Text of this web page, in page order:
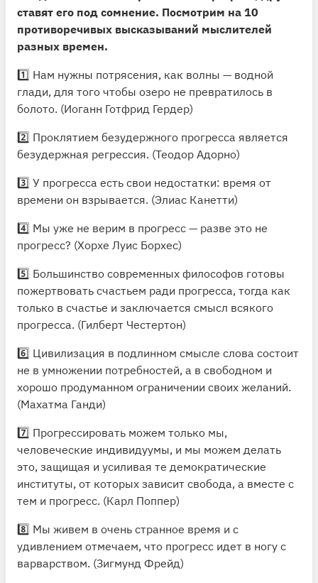
ставят его под сомнение. Посмотрим на 10
противоречивых высказываний мыслителей
разных времен.
1️⃣ Нам нужны потрясения, как волны — водной
глади, для того чтобы озеро не превратилось в
болото. (Иоганн Готфрид Гердер)
2️⃣ Проклятием безудержного прогресса является
безудержная регрессия. (Теодор Адорно)
3️⃣ У прогресса есть свои недостатки: время от
времени он взрывается. (Элиас Канетти)
4️⃣ Мы уже не верим в прогресс — разве это не
прогресс? (Хорхе Луис Борхес)
5️⃣ Большинство современных философов готовы
пожертвовать счастьем ради прогресса, тогда как
только в счастье и заключается смысл всякого
прогресса. (Гилберт Честертон)
6️⃣ Цивилизация в подлинном смысле слова состоит
не в умножении потребностей, а в свободном и
хорошо продуманном ограничении своих желаний.
(Махатма Ганди)
7️⃣ Прогрессировать можем только мы,
человеческие индивидуумы, и мы можем делать
это, защищая и усиливая те демократические
институты, от которых зависит свобода, а вместе с
тем и прогресс. (Карл Поппер)
8️⃣ Мы живем в очень странное время и с
удивлением отмечаем, что прогресс идет в ногу с
варварством. (Зигмунд Фрейд)